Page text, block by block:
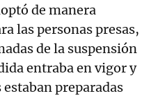
de manera
las personas presas,
de la suspensión
entraba en vigor y
preparadas